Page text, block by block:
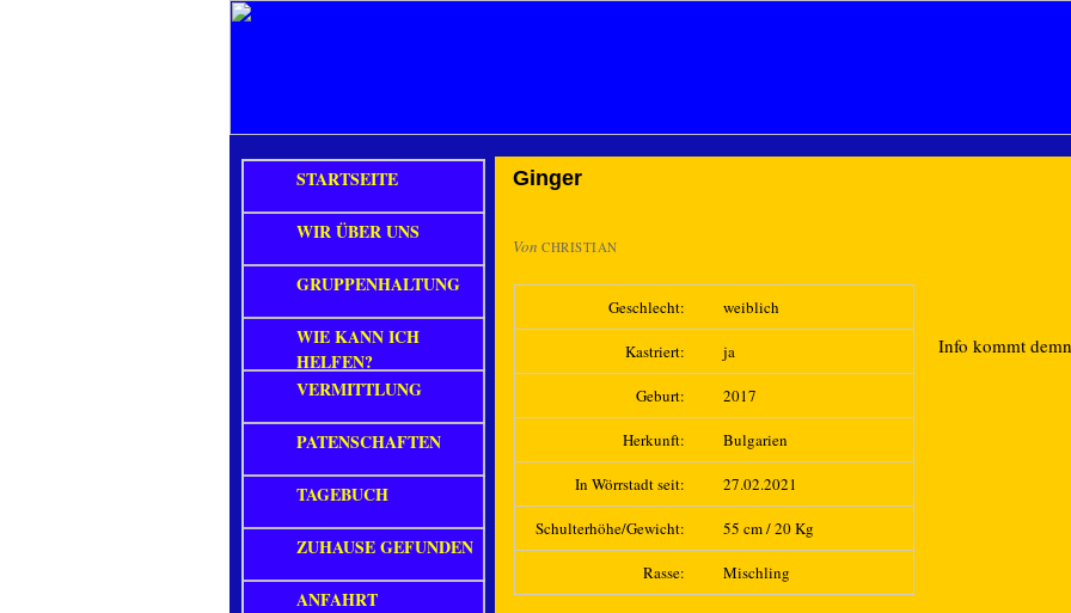
Ginger
Von CHRISTIAN
Geschlecht: weiblich
Kastriert: ja
Geburt: 2017
Herkunft: Bulgarien
In Wörrstadt seit: 27.02.2021
Schulterhöhe/Gewicht: 55 cm / 20 Kg
Rasse: Mischling
Info kommt
STARTSEITE
WIR ÜBER UNS
GRUPPENHALTUNG
WIE KANN ICH
HELFEN?
VERMITTLUNG
PATENSCHAFTEN
TAGEBUCH
ZUHAUSE GEFUNDEN
ANFAHRT